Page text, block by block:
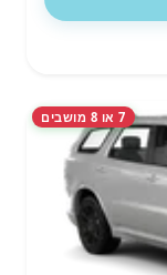
7 או 8 מושבים